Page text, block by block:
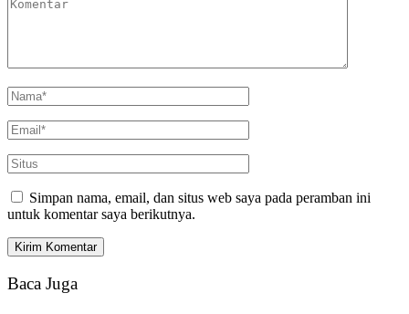
Simpan nama, email, dan situs web saya pada peramban ini
untuk komentar saya berikutnya.
Baca Juga